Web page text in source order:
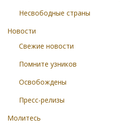
Несвободные страны
Новости
Свежие новости
Помните узников
Освобождены
Пресс-релизы
Молитесь